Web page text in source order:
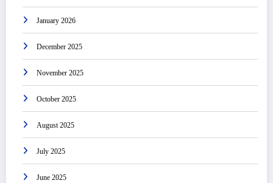
January 2026
December 2025
November 2025
October 2025
August 2025
July 2025
June 2025